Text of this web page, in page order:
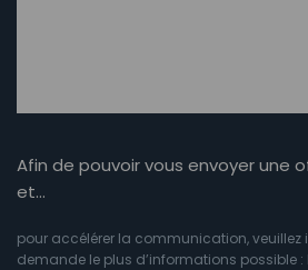
Afin de pouvoir vous envoyer une
et…
pour accélérer la communication, veuillez
demande le plus d’informations possible :